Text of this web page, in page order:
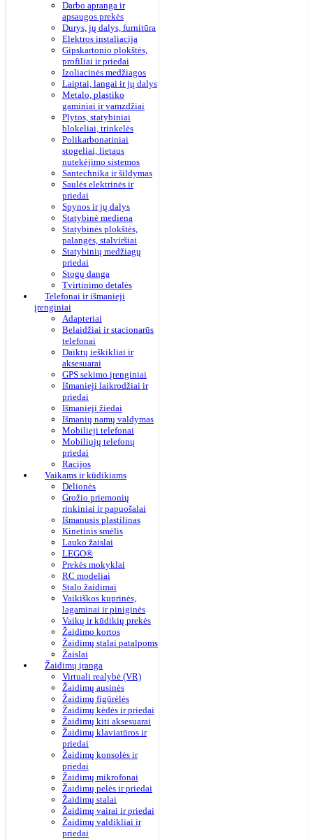
Darbo apranga ir
apsaugos prekės
Durys, jų dalys, furnitūra
Elektros instaliacija
Gipskartonio plokštės,
profiliai ir priedai
Izoliacinės medžiagos
Laiptai, langai ir jų dalys
Metalo, plastiko
gaminiai ir vamzdžiai
Plytos, statybiniai
blokeliai, trinkelės
Polikarbonatiniai
stogeliai, lietaus
nutekėjimo sistemos
Santechnika ir šildymas
Saulės elektrinės ir
priedai
Spynos ir jų dalys
Statybinė mediena
Statybinės plokštės,
palangės, stalviršiai
Statybinių medžiagų
priedai
Stogų danga
Tvirtinimo detalės
Telefonai ir išmanieji
įrenginiai
Adapteriai
Belaidžiai ir stacionarūs
telefonai
Daiktų ieškikliai ir
aksesuarai
GPS sekimo įrenginiai
Išmanieji laikrodžiai ir
priedai
Išmanieji žiedai
Išmanių namų valdymas
Mobilieji telefonai
Mobiliųjų telefonų
priedai
Racijos
Vaikams ir kūdikiams
Dėlionės
Grožio priemonių
rinkiniai ir papuošalai
Išmanusis plastilinas
Kinetinis smėlis
Lauko žaislai
LEGO®
Prekės mokyklai
RC modeliai
Stalo žaidimai
Vaikiškos kuprinės,
lagaminai ir piniginės
Vaikų ir kūdikių prekės
Žaidimo kortos
Žaidimų stalai patalpoms
Žaislai
Žaidimų įranga
Virtuali realybė (VR)
Žaidimų ausinės
Žaidimų figūrėlės
Žaidimų kėdės ir priedai
Žaidimų kiti aksesuarai
Žaidimų klaviatūros ir
priedai
Žaidimų konsolės ir
priedai
Žaidimų mikrofonai
Žaidimų pelės ir priedai
Žaidimų stalai
Žaidimų vairai ir priedai
Žaidimų valdikliai ir
priedai